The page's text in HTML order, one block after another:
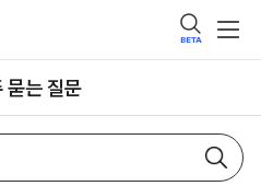
BETA
묻는 질문